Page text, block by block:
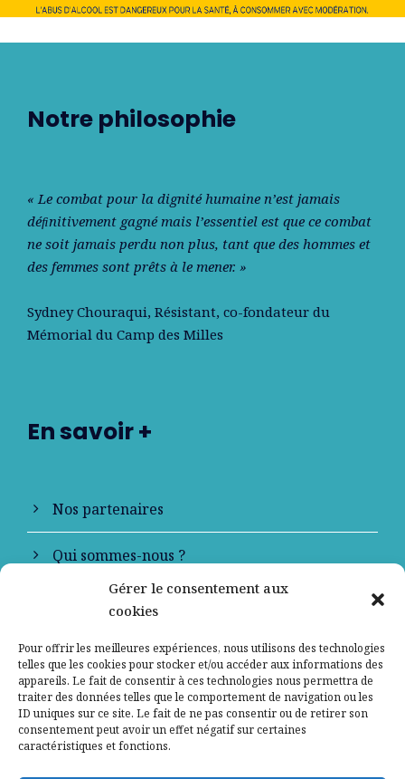
Gérer le consentement aux
cookies
Pour offrir les meilleures expériences, nous utilisons des technologies
telles que les cookies pour stocker et/ou accéder aux informations des
appareils. Le fait de consentir à ces technologies nous permettra de
traiter des données telles que le comportement de navigation ou les
ID uniques sur ce site. Le fait de ne pas consentir ou de retirer son
consentement peut avoir un effet négatif sur certaines
caractéristiques et fonctions.
Notre philosophie
« Le combat pour la dignité humaine n’est jamais
déﬁnitivement gagné mais l’essentiel est que ce combat
ne soit jamais perdu non plus, tant que des hommes et
des femmes sont prêts à le mener. »
Sydney Chouraqui, Résistant, co-fondateur du
Mémorial du Camp des Milles
En savoir +
Nos partenaires
Qui sommes-nous ?
Contactez-nous
Mentions légales
Politique de confidentialité